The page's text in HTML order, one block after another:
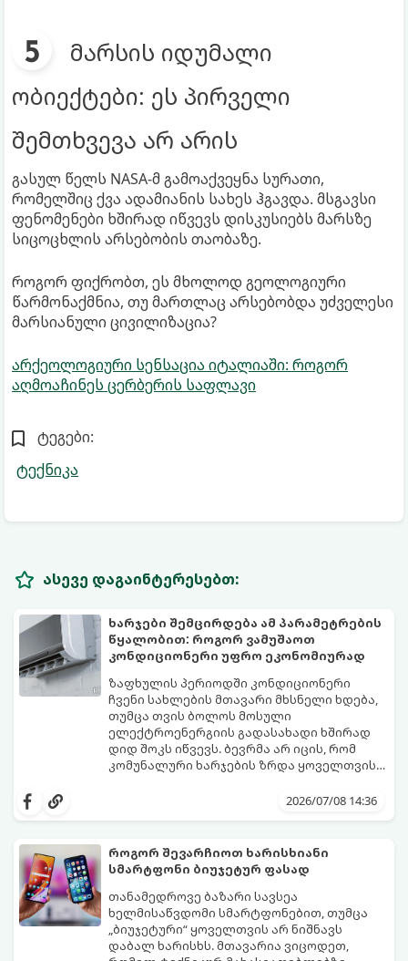
მარსის იდუმალი
ობიექტები: ეს პირველი
შემთხვევა არ არის
გასულ წელს NASA-მ გამოაქვეყნა სურათი,
რომელშიც ქვა ადამიანის სახეს ჰგავდა. მსგავსი
ფენომენები ხშირად იწვევს დისკუსიებს მარსზე
სიცოცხლის არსებობის თაობაზე.
როგორ ფიქრობთ, ეს მხოლოდ გეოლოგიური
წარმონაქმნია, თუ მართლაც არსებობდა უძველესი
მარსიანული ცივილიზაცია?
არქეოლოგიური სენსაცია იტალიაში: როგორ
აღმოაჩინეს ცერბერის საფლავი
ტეგები:
ტექნიკა
ასევე დაგაინტერესებთ:
ხარჯები შემცირდება ამ პარამეტრების
წყალობით: როგორ ვამუშაოთ
კონდიციონერი უფრო ეკონომიურად
ზაფხულის პერიოდში კონდიციონერი
ჩვენი სახლების მთავარი მხსნელი ხდება,
თუმცა თვის ბოლოს მოსული
ელექტროენერგიის გადასახადი ხშირად
დიდ შოკს იწვევს. ბევრმა არ იცის, რომ
კომუნალური ხარჯების ზრდა ყოველთვის
მიზეზი მისი არასწორი ექსპლუატაცია და
პარამეტრი, რომლებიც დაგეხმარებათ
ბიუჯეტი.
გთავაზობთ ეკონომიური მუშაობის
მთავარ ხრიკებს:
2026/07/08 14:36
როგორ შევარჩიოთ ხარისხიანი
სმარტფონი ბიუჯეტურ ფასად
თანამედროვე ბაზარი სავსეა
ხელმისაწვდომი სმარტფონებით, თუმცა
„ბიუჯეტური“ ყოველთვის არ ნიშნავს
დაბალ ხარისხს. მთავარია ვიცოდეთ,